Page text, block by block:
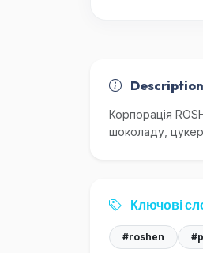
Корпорація
шоколаду,
Ключові
#roshen